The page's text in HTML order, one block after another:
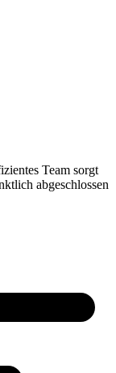
Team sorgt
abgeschlossen